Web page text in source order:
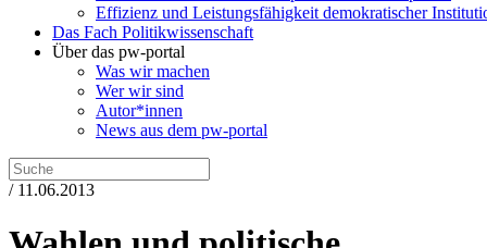
Effizienz und Leistungsfähigkeit demokratischer
Das Fach Politikwissenschaft
Über das pw-portal
Was wir machen
Wer wir sind
Autor*innen
News aus dem pw-portal
/ 11.06.2013